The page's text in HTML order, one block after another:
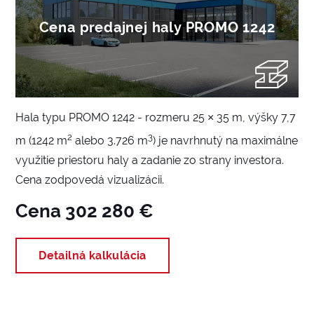
Cena predajnej haly PROMO 1242
Hala typu PROMO 1242 - rozmeru 25 × 35 m, výšky 7,7
m (1242 m2 alebo 3.726 m3) je navrhnutý na maximálne
využitie priestoru haly a zadanie zo strany investora.
Cena zodpovedá vizualizácii.
Cena 302 280 €
Detailná kalkulácia